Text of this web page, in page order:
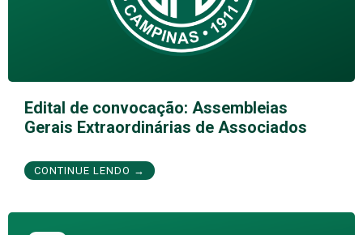
Edital de convocação: Assembleias
Gerais Extraordinárias de Associados
CONTINUE LENDO →